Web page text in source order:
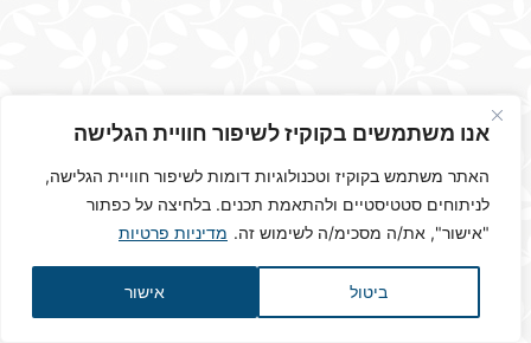
אנו משתמשים בקוקיז לשיפור חוויית הגלישה
האתר משתמש בקוקיז וטכנולוגיות דומות לשיפור חוויית הגלישה,
לניתוחים סטטיסטיים ולהתאמת תכנים. בלחיצה על כפתור
"אישור", את/ה מסכימ/ה לשימוש זה. מדיניות פרטיות
ביטול אישור